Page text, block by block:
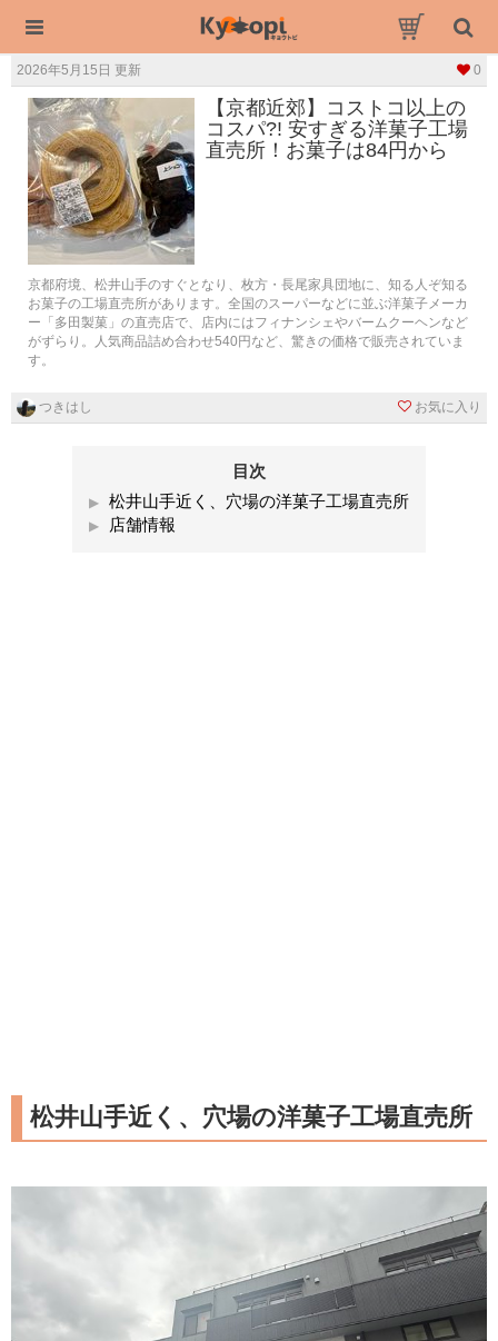
2026年5月15日 更新 0
【京都近郊】コストコ以上の
コスパ?! 安すぎる洋菓子工場
直売所！お菓子は84円から
京都府境、松井山手のすぐとなり、枚方・長尾家具団地に、知る人ぞ知る
お菓子の工場直売所があります。全国のスーパーなどに並ぶ洋菓子メーカ
ー「多田製菓」の直売店で、店内にはフィナンシェやバームクーヘンなど
がずらり。人気商品詰め合わせ540円など、驚きの価格で販売されていま
す。
つきはし お気に入り
目次
松井山手近く、穴場の洋菓子工場直売所
店舗情報
松井山手近く、穴場の洋菓子工場直売所